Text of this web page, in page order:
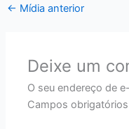
← Mídia anterior
Deixe um
O seu endereço de
Campos